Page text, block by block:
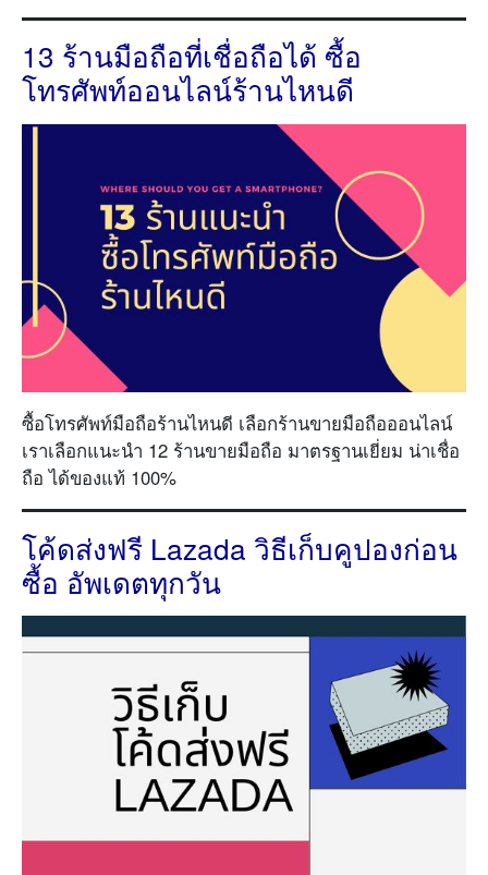
13 ร้านมือถือที่เชื่อถือได้ ซื้อ
โทรศัพท์ออนไลน์ร้านไหนดี
ซื้อโทรศัพท์มือถือร้านไหนดี เลือกร้านขายมือถือออนไลน์
เราเลือกแนะนำ 12 ร้านขายมือถือ มาตรฐานเยี่ยม น่าเชื่อ
ถือ ได้ของแท้ 100%
โค้ดส่งฟรี Lazada วิธีเก็บคูปองก่อน
ซื้อ อัพเดตทุกวัน